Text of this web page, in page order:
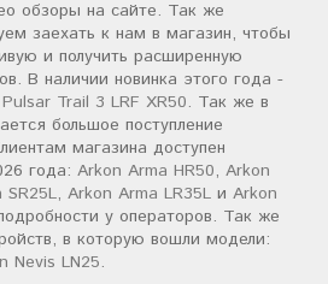
обзоры на сайте. Так же
заехать к нам в магазин, чтобы
и получить расширенную
В наличии новинка этого года -
Pulsar Trail 3 LRF XR50. Так же в
большое поступление
магазина доступен
года: Arkon Arma HR50, Arkon
SR25L, Arkon Arma LR35L и Arkon
у операторов. Так же
в которую вошли модели:
Nevis LN25.